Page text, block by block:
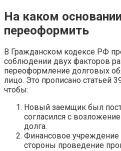
На каком
переоформить
В Гражданском кодексе РФ
соблюдении двух факторов
переоформление долговых
лицо. Это прописано статьей
чтобы:
Новый заемщик был
согласился с
долга.
Финансовое учреждение
стороны проведение